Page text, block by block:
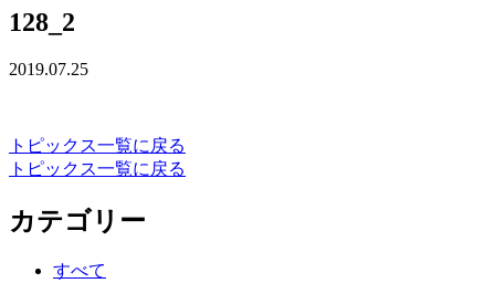
128_2
2019.07.25
トピックス一覧に戻る
トピックス一覧に戻る
カテゴリー
すべて